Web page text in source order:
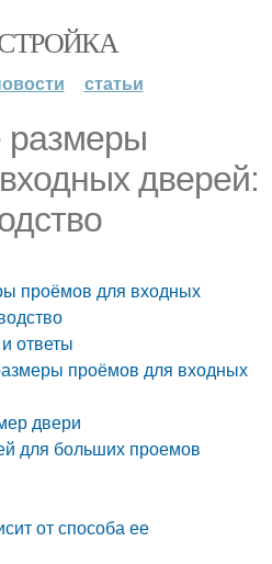
статьи
размеры
дверей:
проёмов для входных
ответы
проёмов для входных
двери
для больших проемов
от способа ее